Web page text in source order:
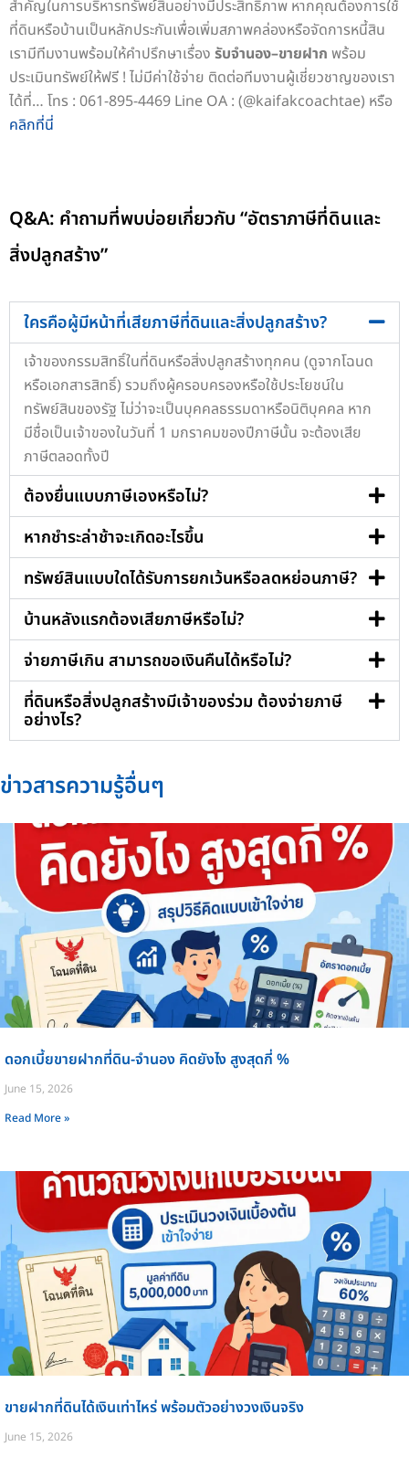
สำคัญในการบริหารทรัพย์สินอย่างมีประสิทธิภาพ หากคุณต้องการใช้
ที่ดินหรือบ้านเป็นหลักประกันเพื่อเพิ่มสภาพคล่องหรือจัดการหนี้สิน
เรามีทีมงานพร้อมให้คำปรึกษาเรื่อง รับจำนอง–ขายฝาก พร้อม
ประเมินทรัพย์ให้ฟรี ! ไม่มีค่าใช้จ่าย ติดต่อทีมงานผู้เชี่ยวชาญของเรา
ได้ที่… โทร : 061-895-4469 Line OA : (@kaifakcoachtae) หรือ
คลิกที่นี่
Q&A: คำถามที่พบบ่อยเกี่ยวกับ “อัตราภาษีที่ดินและ
สิ่งปลูกสร้าง”
ใครคือผู้มีหน้าที่เสียภาษีที่ดินและสิ่งปลูกสร้าง?
เจ้าของกรรมสิทธิ์ในที่ดินหรือสิ่งปลูกสร้างทุกคน (ดูจากโฉนด
หรือเอกสารสิทธิ์) รวมถึงผู้ครอบครองหรือใช้ประโยชน์ใน
ทรัพย์สินของรัฐ ไม่ว่าจะเป็นบุคคลธรรมดาหรือนิติบุคคล หาก
มีชื่อเป็นเจ้าของในวันที่ 1 มกราคมของปีภาษีนั้น จะต้องเสีย
ภาษีตลอดทั้งปี
ต้องยื่นแบบภาษีเองหรือไม่?
หากชำระล่าช้าจะเกิดอะไรขึ้น
ทรัพย์สินแบบใดได้รับการยกเว้นหรือลดหย่อนภาษี?
บ้านหลังแรกต้องเสียภาษีหรือไม่?
จ่ายภาษีเกิน สามารถขอเงินคืนได้หรือไม่?
ที่ดินหรือสิ่งปลูกสร้างมีเจ้าของร่วม ต้องจ่ายภาษี
อย่างไร?
ข่าวสารความรู้อื่นๆ
ดอกเบี้ยขายฝากที่ดิน-จำนอง คิดยังไง สูงสุดกี่ %
June 15, 2026
Read More »
ขายฝากที่ดินได้เงินเท่าไหร่ พร้อมตัวอย่างวงเงินจริง
June 15, 2026